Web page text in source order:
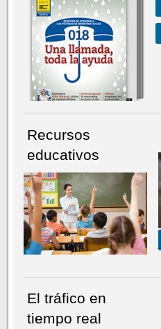
Recursos
educativos
El tráfico en
tiempo real